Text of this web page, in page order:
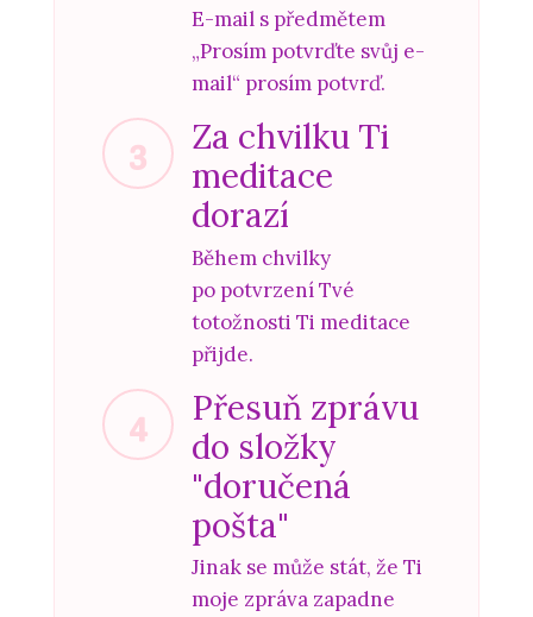
E-mail s předmětem
„Prosím potvrďte svůj e-
mail“ prosím potvrď.
3
Za chvilku Ti
meditace
dorazí
Během chvilky
po potvrzení Tvé
totožnosti Ti meditace
přijde.
4
Přesuň zprávu
do složky
"doručená
pošta"
Jinak se může stát, že Ti
moje zpráva zapadne